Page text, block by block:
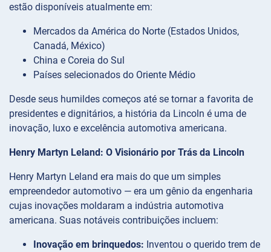
estão disponíveis atualmente em:
Mercados da América do Norte (Estados Unidos,
Canadá, México)
China e Coreia do Sul
Países selecionados do Oriente Médio
Desde seus humildes começos até se tornar a favorita de
presidentes e dignitários, a história da Lincoln é uma de
inovação, luxo e excelência automotiva americana.
Henry Martyn Leland: O Visionário por Trás da Lincoln
Henry Martyn Leland era mais do que um simples
empreendedor automotivo — era um gênio da engenharia
cujas inovações moldaram a indústria automotiva
americana. Suas notáveis contribuições incluem:
Inovação em brinquedos: Inventou o querido trem de